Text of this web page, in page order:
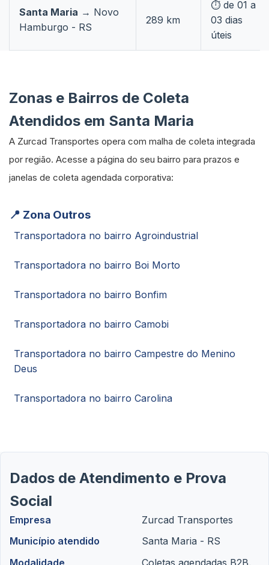
Santa Maria → Novo
Hamburgo - RS
289 km
⏱️ de 01 a
03 dias
úteis
Zonas e Bairros de Coleta
Atendidos em Santa Maria
A Zurcad Transportes opera com malha de coleta integrada
por região. Acesse a página do seu bairro para prazos e
janelas de coleta agendada corporativa:
📍 Zona Outros
Transportadora no bairro Agroindustrial
Transportadora no bairro Boi Morto
Transportadora no bairro Bonfim
Transportadora no bairro Camobi
Transportadora no bairro Campestre do Menino
Deus
Transportadora no bairro Carolina
Dados de Atendimento e Prova
Social
Empresa
Zurcad Transportes
Município atendido
Santa Maria - RS
Modalidade
Coletas agendadas B2B,